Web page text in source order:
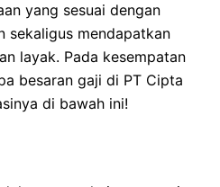
yang sesuai dengan
sekaligus mendapatkan
layak. Pada kesempatan
besaran gaji di PT Cipta
di bawah ini!